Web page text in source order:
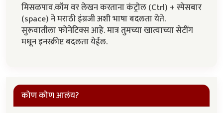
मिसळपाव.कॉम वर लेखन करताना कंट्रोल (Ctrl) + स्पेसबार
(space) ने मराठी इंग्रजी अशी भाषा बदलता येते.
सुरूवातीला फोनेटिक्स आहे. मात्र तुमच्या खात्याच्या सेटींग
मधून इनस्क्रीप्ट बदलता येईल.
कोण कोण आलंय?